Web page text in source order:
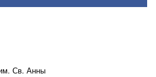
им. Св. Анны